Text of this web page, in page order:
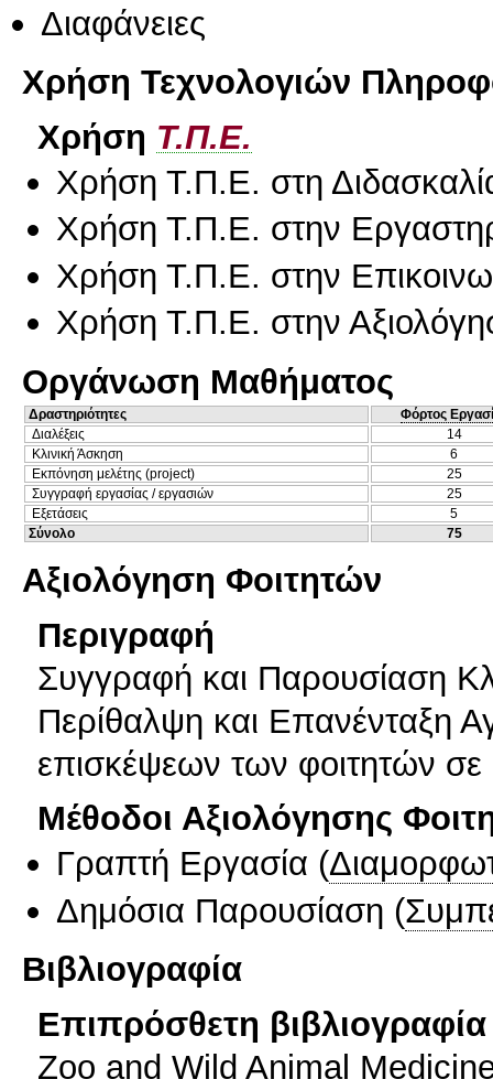
Διαφάνειες
Χρήση Τεχνολογιών
Χρήση Τ.Π.Ε.
Χρήση Τ.Π.Ε. στη
Χρήση Τ.Π.Ε. στην
Χρήση Τ.Π.Ε. στην
Χρήση Τ.Π.Ε. στην
Οργάνωση Μαθήματος
Δραστηριότητες
Φόρτος
Διαλέξεις
14
Κλινική Άσκηση
6
Εκπόνηση μελέτης (project)
25
Συγγραφή εργασίας / εργασιών
25
Εξετάσεις
5
Σύνολο
75
Αξιολόγηση Φοιτητών
Περιγραφή
Συγγραφή και Παρουσίαση
Περίθαλψη και Επανένταξη
επισκέψεων των φοιτητών
Μέθοδοι Αξιολόγησης
Γραπτή Εργασία (
Δημόσια Παρουσίαση (
Βιβλιογραφία
Επιπρόσθετη βιβλιογραφία
Zoo and Wild Animal